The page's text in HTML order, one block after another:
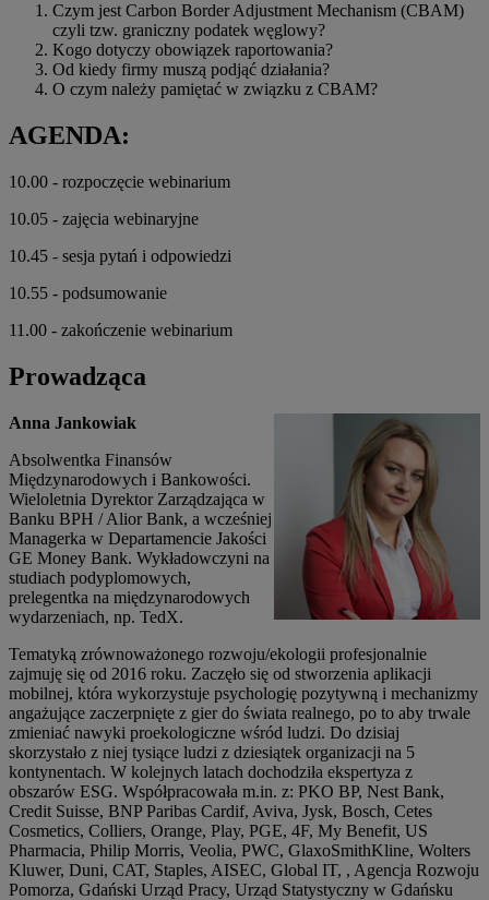
Czym jest Carbon Border Adjustment Mechanism (CBAM)
czyli tzw. graniczny podatek węglowy?
Kogo dotyczy obowiązek raportowania?
Od kiedy firmy muszą podjąć działania?
O czym należy pamiętać w związku z CBAM?
AGENDA:
10.00 - rozpoczęcie webinarium
10.05 - zajęcia webinaryjne
10.45 - sesja pytań i odpowiedzi
10.55 - podsumowanie
11.00 - zakończenie webinarium
Prowadząca
Anna Jankowiak
Absolwentka Finansów
Międzynarodowych i Bankowości.
Wieloletnia Dyrektor Zarządzająca w
Banku BPH / Alior Bank, a wcześniej
Managerka w Departamencie Jakości
GE Money Bank. Wykładowczyni na
studiach podyplomowych,
prelegentka na międzynarodowych
wydarzeniach, np. TedX.
Tematyką zrównoważonego rozwoju/ekologii profesjonalnie
zajmuję się od 2016 roku. Zaczęło się od stworzenia aplikacji
mobilnej, która wykorzystuje psychologię pozytywną i mechanizmy
angażujące zaczerpnięte z gier do świata realnego, po to aby trwale
zmieniać nawyki proekologiczne wśród ludzi. Do dzisiaj
skorzystało z niej tysiące ludzi z dziesiątek organizacji na 5
kontynentach. W kolejnych latach dochodziła ekspertyza z
obszarów ESG. Współpracowała m.in. z: PKO BP, Nest Bank,
Credit Suisse, BNP Paribas Cardif, Aviva, Jysk, Bosch, Cetes
Cosmetics, Colliers, Orange, Play, PGE, 4F, My Benefit, US
Pharmacia, Philip Morris, Veolia, PWC, GlaxoSmithKline, Wolters
Kluwer, Duni, CAT, Staples, AISEC, Global IT, , Agencja Rozwoju
Pomorza, Gdański Urząd Pracy, Urząd Statystyczny w Gdańsku